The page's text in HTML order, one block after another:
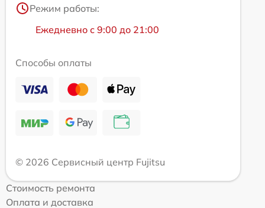
Режим работы:
Ежедневно с 9:00 до 21:00
Способы оплаты
© 2026 Сервисный центр Fujitsu
Стоимость ремонта
Оплата и доставка